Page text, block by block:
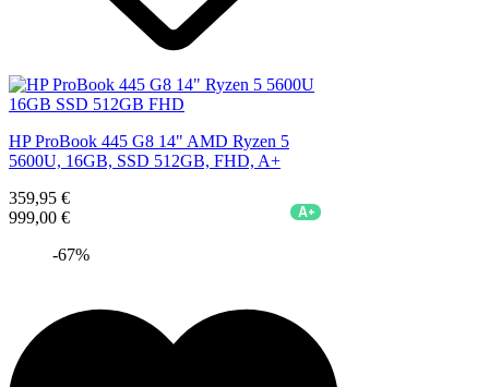
HP ProBook 445 G8 14" AMD Ryzen 5
5600U, 16GB, SSD 512GB, FHD, A+
359,95 €
999,00 €
A+
-67%